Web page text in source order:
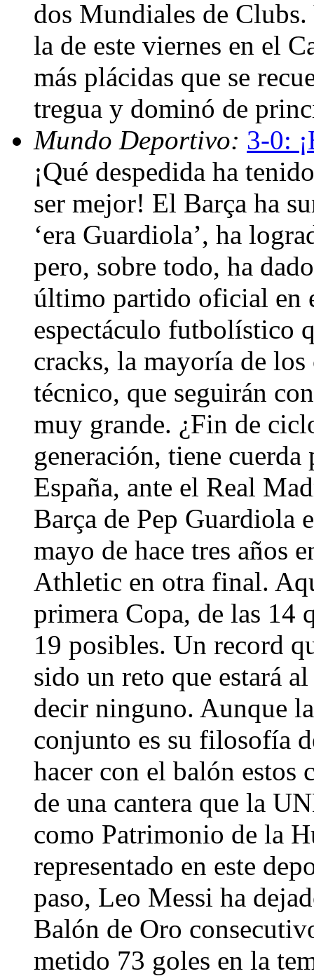
dos Mundiales de
la de este viernes en el
más plácidas que se
tregua y dominó de
Mundo Deportivo: 3-0:
¡Qué despedida ha
ser mejor! El Barça ha
‘era Guardiola’, ha
pero, sobre todo, ha
último partido oficial en
espectáculo futbolístico
cracks, la mayoría de
técnico, que seguirán
muy grande. ¿Fin de
generación, tiene cuerda
España, ante el Real
Barça de Pep Guardiola
mayo de hace tres años
Athletic en otra final.
primera Copa, de las 14
19 posibles. Un record
sido un reto que estará
decir ninguno. Aunque
conjunto es su filosofía
hacer con el balón estos
de una cantera que la
como Patrimonio de la
representado en este
paso, Leo Messi ha
Balón de Oro
metido 73 goles en la